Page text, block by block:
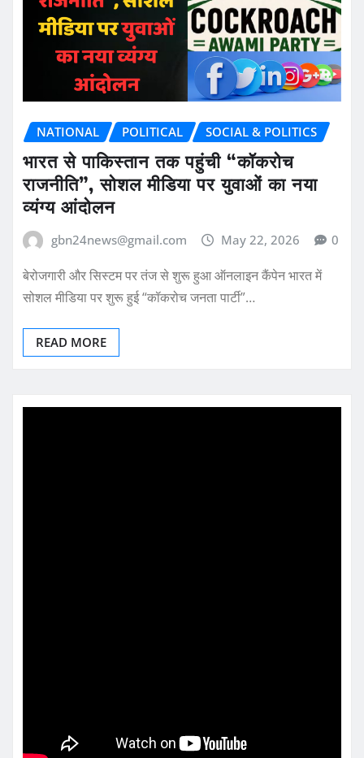
NATIONAL POLITICAL SOCIAL & POLITICS
भारत से पाकिस्तान तक पहुंची “कॉकरोच
राजनीति”, सोशल मीडिया पर युवाओं का नया
व्यंग्य आंदोलन
gbn24news@gmail.com May 22, 2026 0
बेरोजगारी और सिस्टम पर तंज से शुरू हुआ ऑनलाइन कैंपेन भारत में
सोशल मीडिया पर शुरू हुई “कॉकरोच जनता पार्टी”…
READ MORE